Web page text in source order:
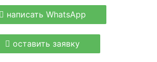
написать WhatsApp
оставить заявку